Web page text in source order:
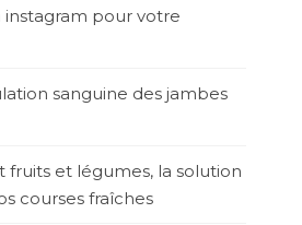
pour votre
sanguine des jambes
fruits et légumes, la solution
courses fraîches